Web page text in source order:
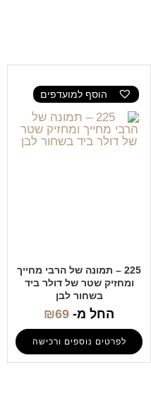
הוסף למועדפים
225 – תמונה של הרבי מחייך
ומחזיק שטר של דולר ביד
בשחור לבן
החל מ- ₪69
לפרטים נוספים ורכישה